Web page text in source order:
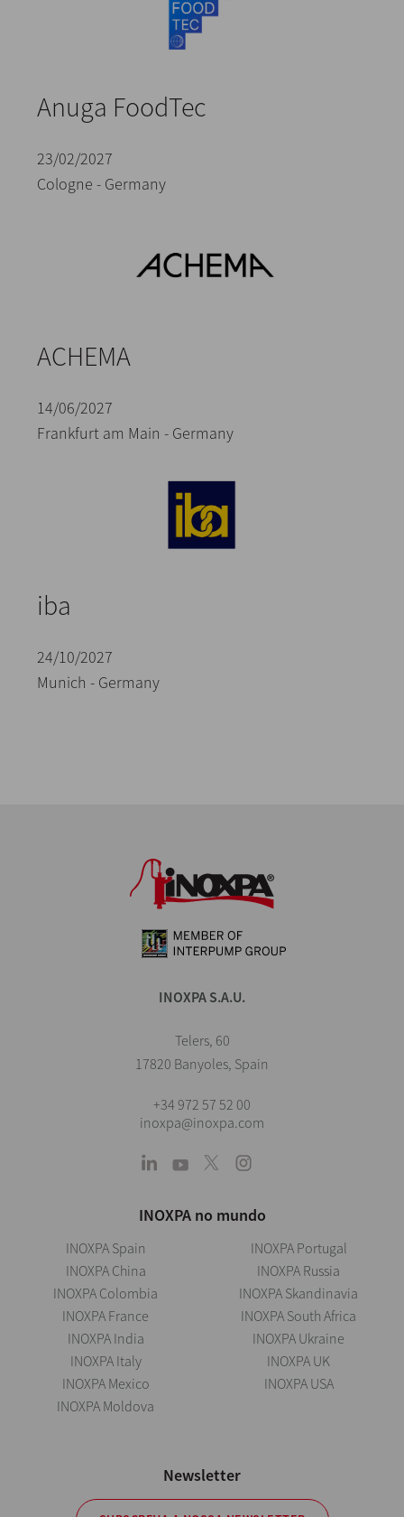
Anuga FoodTec
23/02/2027
Cologne - Germany
ACHEMA
14/06/2027
Frankfurt am Main - Germany
iba
24/10/2027
Munich - Germany
INOXPA S.A.U.
Telers, 60
17820 Banyoles, Spain
+34 972 57 52 00
inoxpa@inoxpa.com
INOXPA no mundo
INOXPA Spain
INOXPA China
INOXPA Colombia
INOXPA France
INOXPA India
INOXPA Italy
INOXPA Mexico
INOXPA Moldova
INOXPA Portugal
INOXPA Russia
INOXPA Skandinavia
INOXPA South Africa
INOXPA Ukraine
INOXPA UK
INOXPA USA
Newsletter